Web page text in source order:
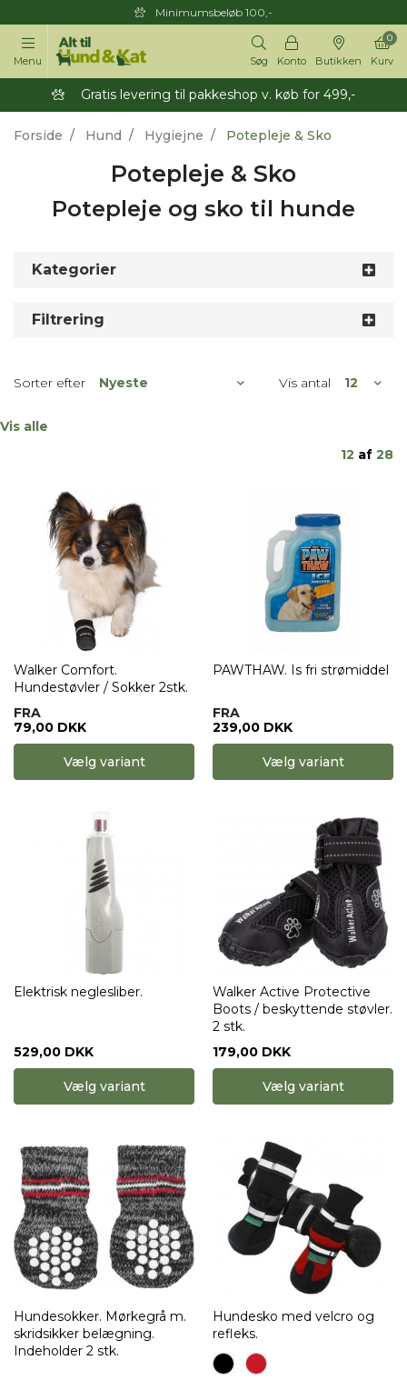
Minimumsbeløb 100,-
Menu Søg Konto Butikken Kurv
0
Gratis levering til pakkeshop v. køb for 499,-
Forside Hund Hygiejne Potepleje & Sko
Potepleje & Sko
Potepleje og sko til hunde
Kategorier
Filtrering
Sorter efter Vis antal
Vis alle
12 af 28
Walker Comfort.
Hundestøvler / Sokker 2stk.
FRA
79,00 DKK
Vælg variant
PAWTHAW. Is fri strømiddel
FRA
239,00 DKK
Vælg variant
Elektrisk neglesliber.
529,00 DKK
Vælg variant
Walker Active Protective
Boots / beskyttende støvler.
2 stk.
179,00 DKK
Vælg variant
Hundesokker. Mørkegrå m.
skridsikker belægning.
Indeholder 2 stk.
Hundesko med velcro og
refleks.